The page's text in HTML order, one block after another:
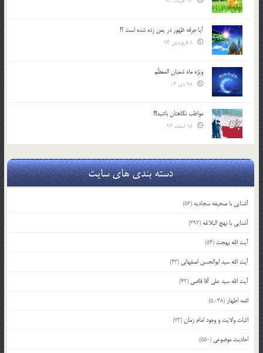
آیا جرقه ظهور در یمن زده شده است ؟!
ویژه ماه شعبان المعظّم
مواظب نگاهتان باشید!!!
دسته بندی های سایت
آشنایی با صحیفه سجادیه (56)
آشنایی با نهج البلاغه (392)
آیت الله بهجت (54)
آیت الله سید ابوالحسن اصفهانی (43)
آیت الله سید علی آقا قاضی (42)
ائمه اطهار (5,038)
اثبات ولایت و وجود امام زمان(73)
احادیث موضوعی (550)